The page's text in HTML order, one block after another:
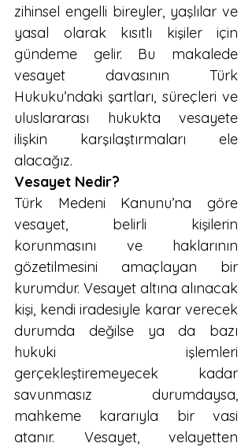
zihinsel engelli bireyler, yaşlılar ve
yasal olarak kısıtlı kişiler için
gündeme gelir. Bu makalede
vesayet davasının Türk
Hukuku’ndaki şartları, süreçleri ve
uluslararası hukukta vesayete
ilişkin karşılaştırmaları ele
alacağız.
Vesayet Nedir?
Türk Medeni Kanunu’na göre
vesayet, belirli kişilerin
korunmasını ve haklarının
gözetilmesini amaçlayan bir
kurumdur. Vesayet altına alınacak
kişi, kendi iradesiyle karar verecek
durumda değilse ya da bazı
hukuki işlemleri
gerçekleştiremeyecek kadar
savunmasız durumdaysa,
mahkeme kararıyla bir vasi
atanır. Vesayet, velayetten